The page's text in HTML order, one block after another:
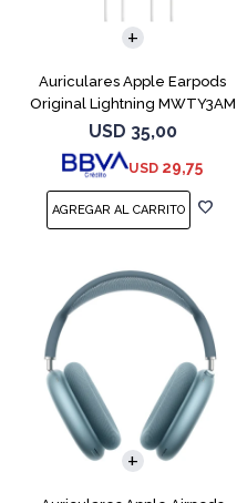
Auriculares Apple Earpods
Original Lightning MWTY3AM
USD 35,00
USD 29,75